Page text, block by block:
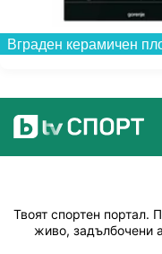
Твоят спортен портал.
живо, задълбочени